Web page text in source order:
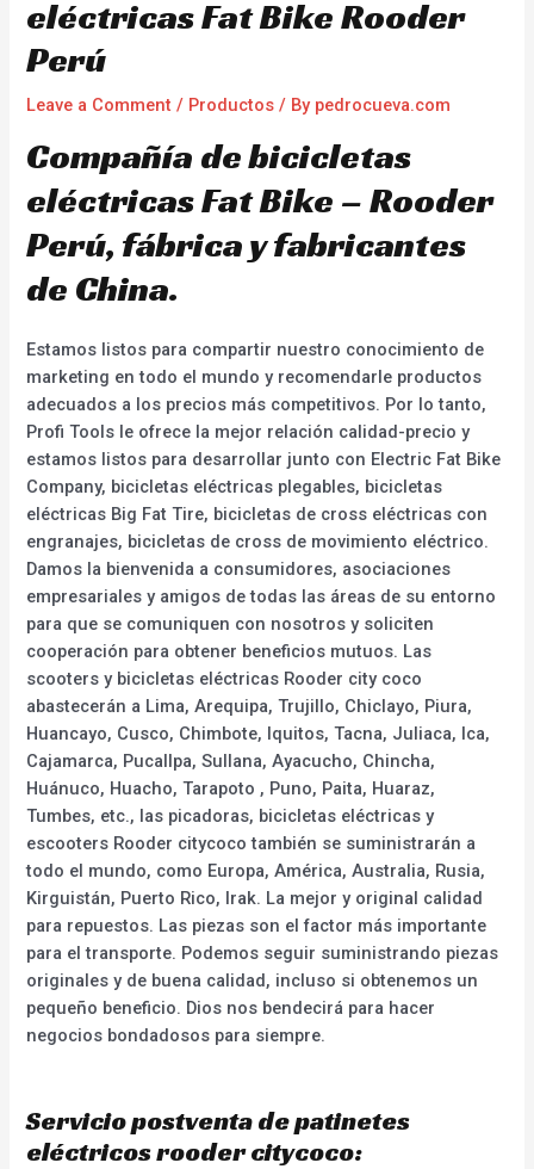
eléctricas Fat Bike Rooder
Perú
Leave a Comment / Productos / By pedrocueva.com
Compañía de bicicletas
eléctricas Fat Bike – Rooder
Perú, fábrica y fabricantes
de China.
Estamos listos para compartir nuestro conocimiento de
marketing en todo el mundo y recomendarle productos
adecuados a los precios más competitivos. Por lo tanto,
Profi Tools le ofrece la mejor relación calidad-precio y
estamos listos para desarrollar junto con Electric Fat Bike
Company, bicicletas eléctricas plegables, bicicletas
eléctricas Big Fat Tire, bicicletas de cross eléctricas con
engranajes, bicicletas de cross de movimiento eléctrico.
Damos la bienvenida a consumidores, asociaciones
empresariales y amigos de todas las áreas de su entorno
para que se comuniquen con nosotros y soliciten
cooperación para obtener beneficios mutuos. Las
scooters y bicicletas eléctricas Rooder city coco
abastecerán a Lima, Arequipa, Trujillo, Chiclayo, Piura,
Huancayo, Cusco, Chimbote, Iquitos, Tacna, Juliaca, Ica,
Cajamarca, Pucallpa, Sullana, Ayacucho, Chincha,
Huánuco, Huacho, Tarapoto , Puno, Paita, Huaraz,
Tumbes, etc., las picadoras, bicicletas eléctricas y
escooters Rooder citycoco también se suministrarán a
todo el mundo, como Europa, América, Australia, Rusia,
Kirguistán, Puerto Rico, Irak. La mejor y original calidad
para repuestos. Las piezas son el factor más importante
para el transporte. Podemos seguir suministrando piezas
originales y de buena calidad, incluso si obtenemos un
pequeño beneficio. Dios nos bendecirá para hacer
negocios bondadosos para siempre.
Servicio postventa de patinetes
eléctricos rooder citycoco: